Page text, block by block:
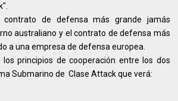
de defensa más grande jamás
australiano y el contrato de defensa más
a una empresa de defensa europea.
los principios de cooperación entre los dos
Submarino de Clase Attack que verá: